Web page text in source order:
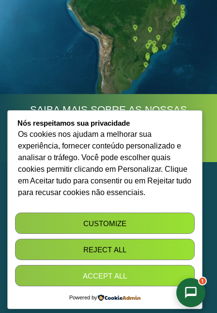
SAIBA MAIS SOBRE AS NOSSAS
SOLUÇÕES
FALE CONOSCO
Sobre Nós
Pós-Vendas
Nossos Equipamentos
ABRIR CHAMADO
RELATÓRIO
1
Nós respeitamos sua privacidade
Os cookies nos ajudam a melhorar sua
experiência, fornecer conteúdo personalizado e
analisar o tráfego. Você pode escolher quais
cookies permitir clicando em Personalizar. Clique
em Aceitar tudo para consentir ou em Rejeitar tudo
para recusar cookies não essenciais.
CUSTOMIZE
REJECT ALL
ACCEPT ALL
Powered by